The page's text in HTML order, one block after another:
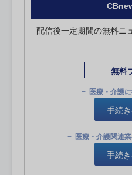
配信後一定期間の無料ニ
無料
医療・介護
手続
医療・介護関連
手続